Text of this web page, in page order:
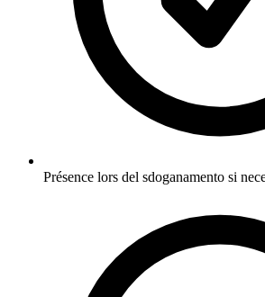
Présence lors del sdoganamento si